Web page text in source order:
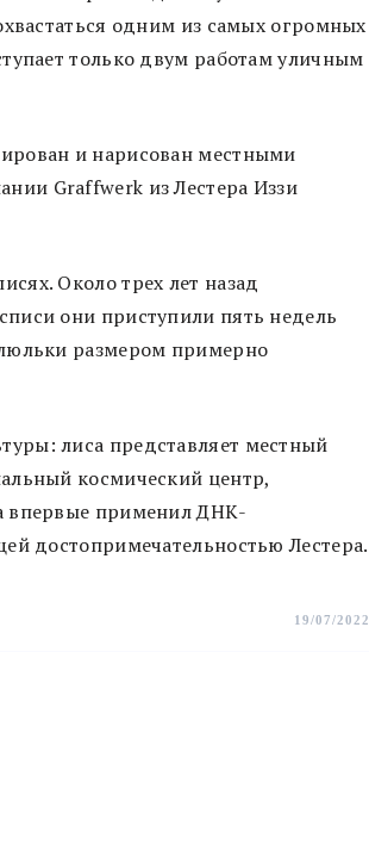
одним из самых огромных
только двум работам уличным
и нарисован местными
Graffwerk из Лестера Иззи
Около трех лет назад
они приступили пять недель
размером примерно
лиса представляет местный
космический центр,
впервые применил ДНК-
достопримечательностью Лестера.
19/07/2022